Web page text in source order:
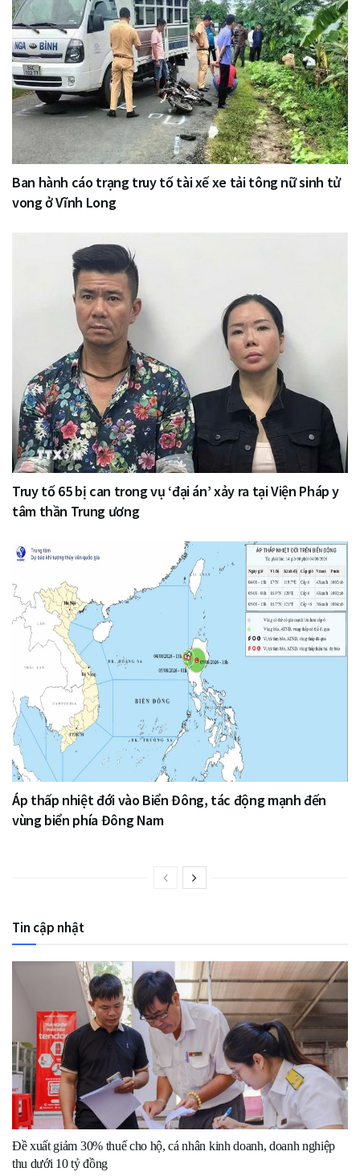
Ban hành cáo trạng truy tố tài xế xe tải tông nữ sinh tử
vong ở Vĩnh Long
Truy tố 65 bị can trong vụ ‘đại án’ xảy ra tại Viện Pháp y
tâm thần Trung ương
Áp thấp nhiệt đới vào Biển Đông, tác động mạnh đến
vùng biển phía Đông Nam
Tin cập nhật
Đề xuất giảm 30% thuế cho hộ, cá nhân kinh doanh, doanh nghiệp
thu dưới 10 tỷ đồng